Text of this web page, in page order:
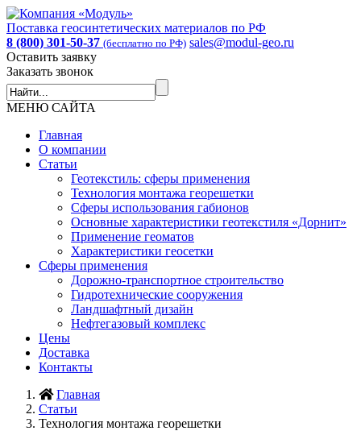
Поставка геосинтетических материалов по РФ
8 (800) 301-50-37 (бесплатно по РФ) sales@modul-geo.ru
Оставить заявку
Заказать звонок
МЕНЮ САЙТА
Главная
О компании
Статьи
Геотекстиль: сферы применения
Технология монтажа георешетки
Сферы использования габионов
Основные характеристики геотекстиля «Дорнит»
Применение геоматов
Характеристики геосетки
Сферы применения
Дорожно-транспортное строительство
Гидротехнические сооружения
Ландшафтный дизайн
Нефтегазовый комплекс
Цены
Доставка
Контакты
Главная
Статьи
Технология монтажа георешетки